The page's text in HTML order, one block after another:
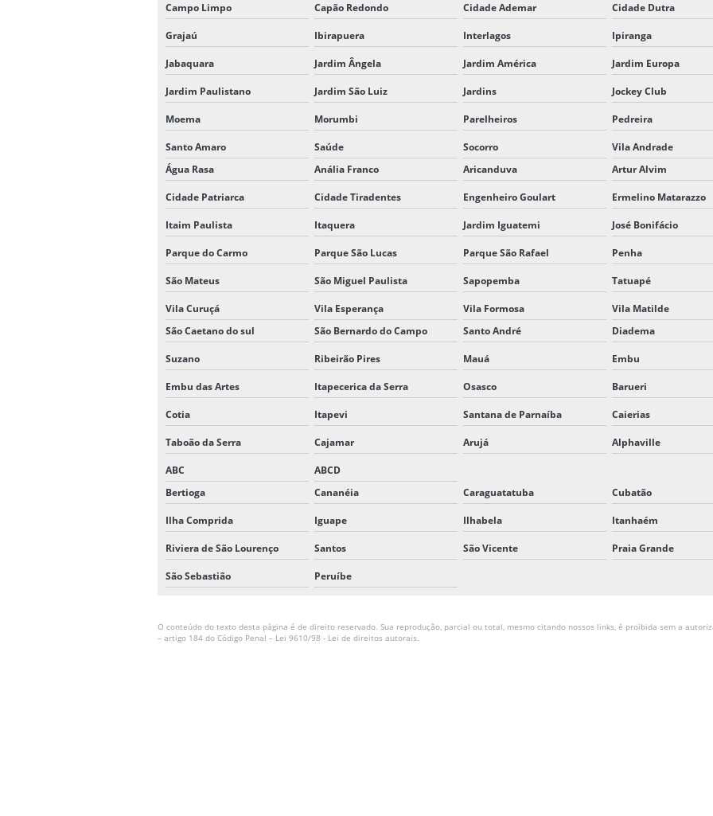
Campo Limpo Capão Redondo Cidade Ademar Cidade Dutra
Grajaú Ibirapuera Interlagos Ipiranga
Jabaquara Jardim Ângela Jardim América Jardim Europa
Jardim Paulistano Jardim São Luiz Jardins Jockey Club
Moema Morumbi Parelheiros Pedreira
Santo Amaro Saúde Socorro Vila Andrade
Água Rasa
Anália Franco Aricanduva Artur Alvim
Cidade Patriarca Cidade Tiradentes Engenheiro Goulart Ermelino Matarazzo
Itaim Paulista Itaquera Jardim Iguatemi José Bonifácio
Parque do Carmo Parque São Lucas Parque São Rafael Penha
São Mateus São Miguel Paulista Sapopemba Tatuapé
Vila Curuçá Vila Esperança Vila Formosa Vila Matilde
São Caetano do sul
São Bernardo do Campo Santo André Diadema
Suzano Ribeirão Pires Mauá Embu
Embu das Artes Itapecerica da Serra Osasco Barueri
Cotia Itapevi Santana de Parnaíba Caierias
Taboão da Serra Cajamar Arujá Alphaville
ABC
ABCD
Bertioga
Cananéia Caraguatatuba Cubatão
Ilha Comprida Iguape Ilhabela Itanhaém
Riviera de São Lourenço Santos São Vicente Praia Grande
São Sebastião Peruíbe
O conteúdo do texto desta página é de direito reservado. Sua reprodução, parcial ou total, mesmo citando nossos links, é proibida sem a
– artigo 184 do Código Penal – Lei 9610/98 - Lei de direitos autorais.